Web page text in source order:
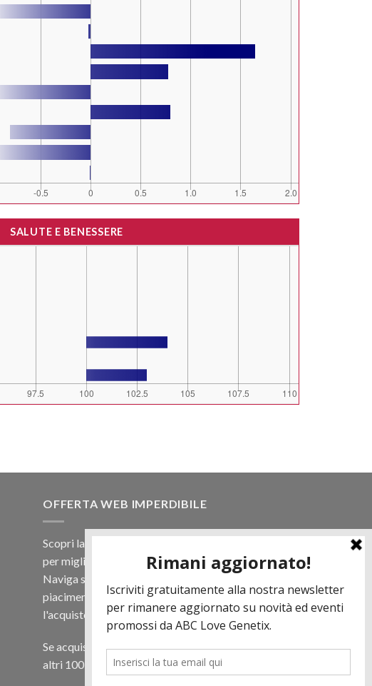
SALUTE E BENESSERE
OFFERTA WEB IMPERDIBILE
Scopri la nostra offerta web! Un prezzo mai visto,
per migliaia di prodotti.
Naviga sul sito e scegli il tuo toro filtrando a
piacimento e scopri quanto può essere vantaggioso
l'acquisto online.
Se acquisti almeno 500€ di prodotti in regalo per te
altri 100 € in Tori. Contattaci per più informazioni.